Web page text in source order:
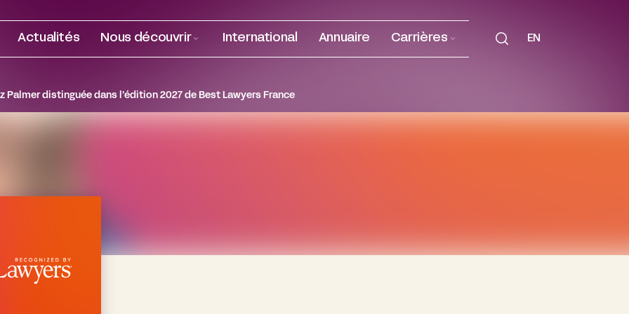
Actualités Nous découvrir International Annuaire Carrières EN
Palmer distinguée dans l’édition 2027 de Best Lawyers France